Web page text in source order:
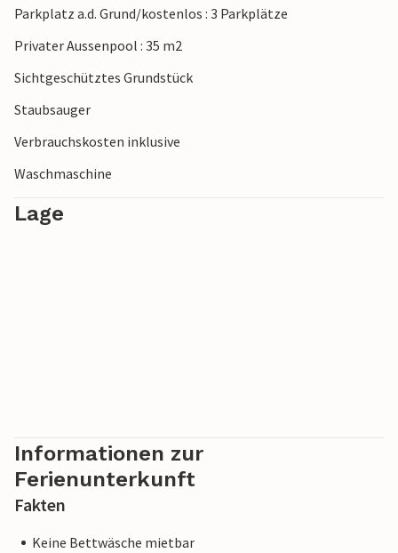
Wochenmärkte, Weingüter oder historische
Sehenswürdigkeiten. Die Region bietet reichlich
Parkplatz a.d. Grund/kostenlos : 3 Parkplätze
Privater Aussenpool : 35 m2
Sichtgeschütztes Grundstück
Staubsauger
Verbrauchskosten inklusive
Waschmaschine
Lage
Informationen zur
Ferienunterkunft
Fakten
Keine Bettwäsche mietbar